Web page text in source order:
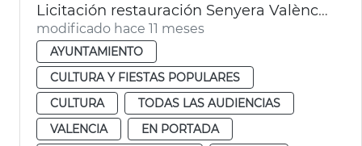
Licitación restauración Senyera València 1545
modificado hace 11 meses
AYUNTAMIENTO
CULTURA Y FIESTAS POPULARES
CULTURA
TODAS LAS AUDIENCIAS
VALENCIA
EN PORTADA